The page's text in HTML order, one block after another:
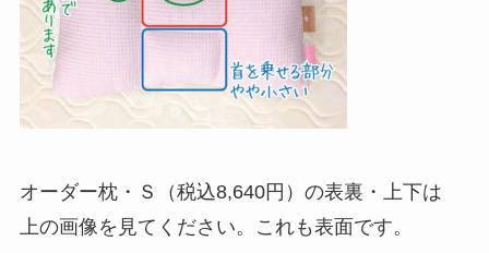
オーダー枕・Ｓ（税込8,640円）の表裏・上下は
上の画像を見てください。これも表面です。